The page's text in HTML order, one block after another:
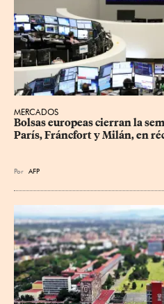
MERCADOS
Bolsas europeas cierran la
París, Fráncfort y Milán, en
Por AFP